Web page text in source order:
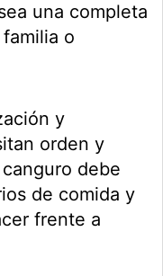
una completa
o
y
orden y
debe
de comida y
frente a